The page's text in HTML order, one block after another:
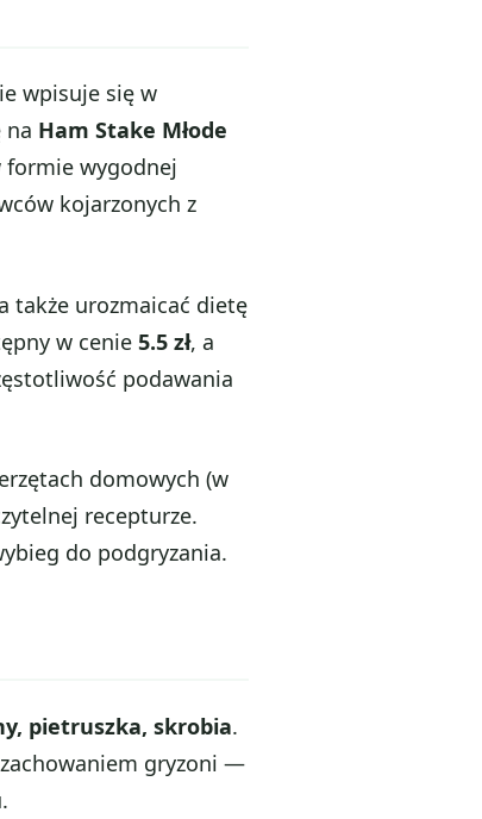
wpisuje się w
na Ham Stake Młode
formie wygodnej
kojarzonych z
także urozmaicać dietę
w cenie 5.5 zł, a
podawania
domowych (w
recepturze.
do podgryzania.
pietruszka, skrobia.
gryzoni —